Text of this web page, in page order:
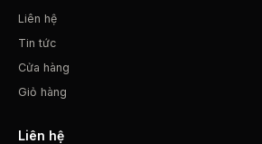
Liên hệ
Tin tức
Cửa hàng
Giỏ hàng
Liên hệ